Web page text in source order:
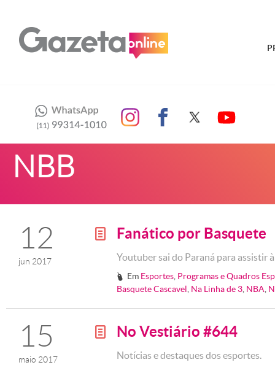
NBB
12
jun 2017
g Fanático por Basquete
Youtuber sai do Paraná para assistir
# Em Esportes Programas e Quadros
Basquete Cascavel Na Linha de 3 NBA
15
maio 2017
g No Vestiário #644
Notícias e destaques dos esportes.